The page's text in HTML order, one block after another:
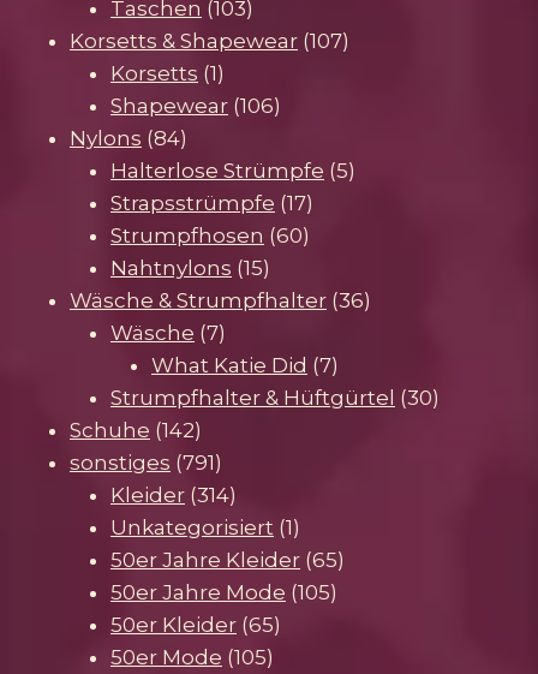
Taschen 103103
Produkte
Korsetts & Shapewear 107107
Korsetts 11
Produkt
Shapewear 106106
Nylons 8484
Produkte
Halterlose Strümpfe 55
Strapsstrümpfe 1717
Produkte
Strumpfhosen 6060
Nahtnylons 1515
Produkte
Wäsche & Strumpfhalter 3636
Wäsche 77
Produkte
What Katie Did 77
Produkte
Strumpfhalter & Hüftgürtel 3030
Schuhe 142142
Produkte
sonstiges 791791
Produkte
Kleider 314314
Produkte
Unkategorisiert 11
Produkt
50er Jahre Kleider 6565
50er Jahre Mode 105105
50er Kleider 6565
50er Mode 105105